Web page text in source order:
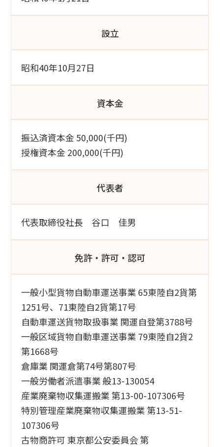
設立
昭和40年10月27日
資本金
振込済資本金 50,000(千円)
授権資本金 200,000(千円)
代表者
代表取締役社長 谷口 佳男
免許・許可・認可
一般小型貨物自動車運送事業 65東陸自2貨第
1251号、71東陸自2貨第17号
自動車運送貨物取扱事業 関運自登第3788号
一般区域貨物自動車運送事業 79東陸自2貨2
第1668号
倉庫業 関運倉第74号第807号
一般労働者派遣事業 般13-130054
産業廃棄物収集運搬業 第13-00-107306号
特別管理産業廃棄物収集運搬業 第13-51-
107306号
古物商許可 東京都公安委員会 第